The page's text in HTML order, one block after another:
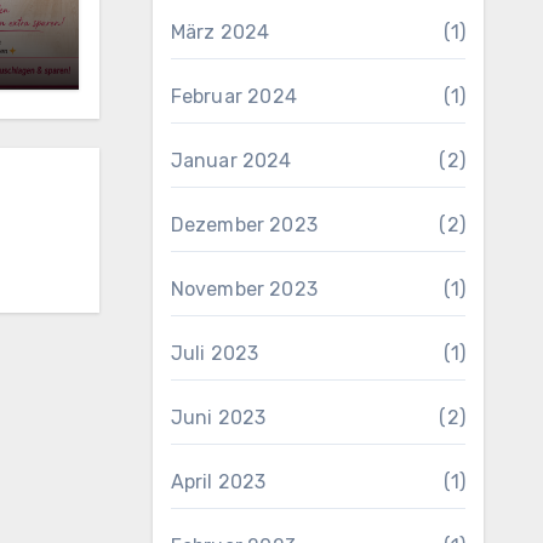
März 2024 (1)
Februar 2024 (1)
Januar 2024 (2)
Dezember 2023 (2)
November 2023 (1)
Juli 2023 (1)
Juni 2023 (2)
April 2023 (1)